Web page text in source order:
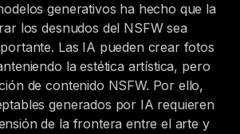
generativos ha hecho que la
los desnudos del NSFW sea
Las IA pueden crear fotos
la estética artística, pero
de contenido NSFW. Por ello,
generados por IA requieren
de la frontera entre el arte y